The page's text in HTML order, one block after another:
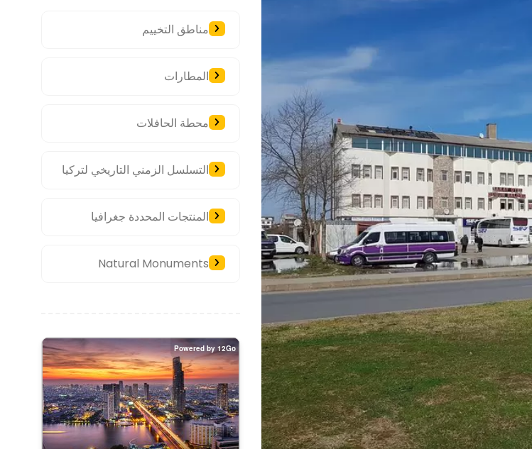
مناطق التخييم
المطارات
محطة الحافلات
التسلسل الزمني التاريخي لتركيا
المنتجات المحددة جغرافيا
Natural Monuments